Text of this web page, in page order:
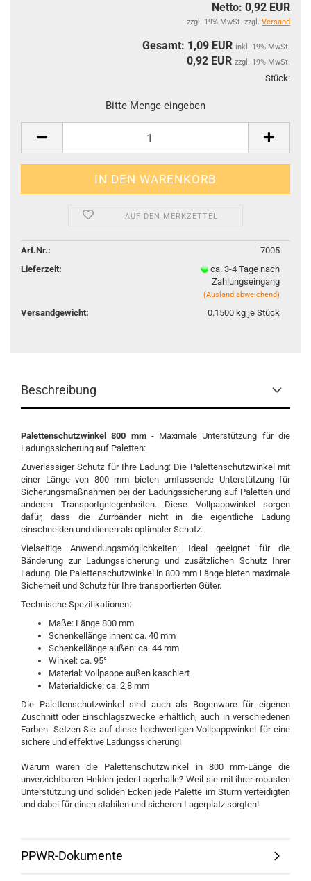
Netto: 0,92 EUR
zzgl. 19% MwSt. zzgl. Versand
Gesamt: 1,09 EUR inkl. 19% MwSt.
0,92 EUR zzgl. 19% MwSt.
Stück:
Bitte Menge eingeben
AUF DEN MERKZETTEL
Art.Nr.:
7005
Lieferzeit:
ca. 3-4 Tage nach
Zahlungseingang
(Ausland abweichend)
Versandgewicht: 0.1500kg je Stück
Beschreibung
Palettenschutzwinkel 800 mm- Maximale Unterstützung für die
Ladungssicherung auf Paletten:
Zuverlässiger Schutz für Ihre Ladung: Die Palettenschutzwinkel mit
einer Länge von 800 mm bieten umfassende Unterstützung für
Sicherungsmaßnahmen bei der Ladungssicherung auf Paletten und
anderen Transportgelegenheiten. Diese Vollpappwinkel sorgen
dafür, dass die Zurrbänder nicht in die eigentliche Ladung
einschneiden und dienen als optimaler Schutz.
Vielseitige Anwendungsmöglichkeiten: Ideal geeignet für die
Bänderung zur Ladungssicherung und zusätzlichen Schutz Ihrer
Ladung. Die Palettenschutzwinkel in 800 mm Länge bieten maximale
Sicherheit und Schutz für Ihre transportierten Güter.
Technische Spezifikationen:
Maße: Länge 800 mm
Schenkellänge innen: ca. 40 mm
Schenkellänge außen: ca. 44 mm
Winkel: ca. 95°
Material: Vollpappe außen kaschiert
Materialdicke: ca. 2,8 mm
Die Palettenschutzwinkel sind auch als Bogenware für eigenen
Zuschnitt oder Einschlagszwecke erhältlich, auch in verschiedenen
Farben. Setzen Sie auf diese hochwertigen Vollpappwinkel für eine
sichere und effektive Ladungssicherung!
Warum waren die Palettenschutzwinkel in 800 mm-Länge die
unverzichtbaren Helden jeder Lagerhalle? Weil sie mit ihrer robusten
Unterstützung und soliden Ecken jede Palette im Sturm verteidigten
und dabei für einen stabilen und sicheren Lagerplatz sorgten!
PPWR-Dokumente